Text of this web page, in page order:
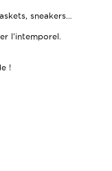
sneakers…
l’intemporel.
!